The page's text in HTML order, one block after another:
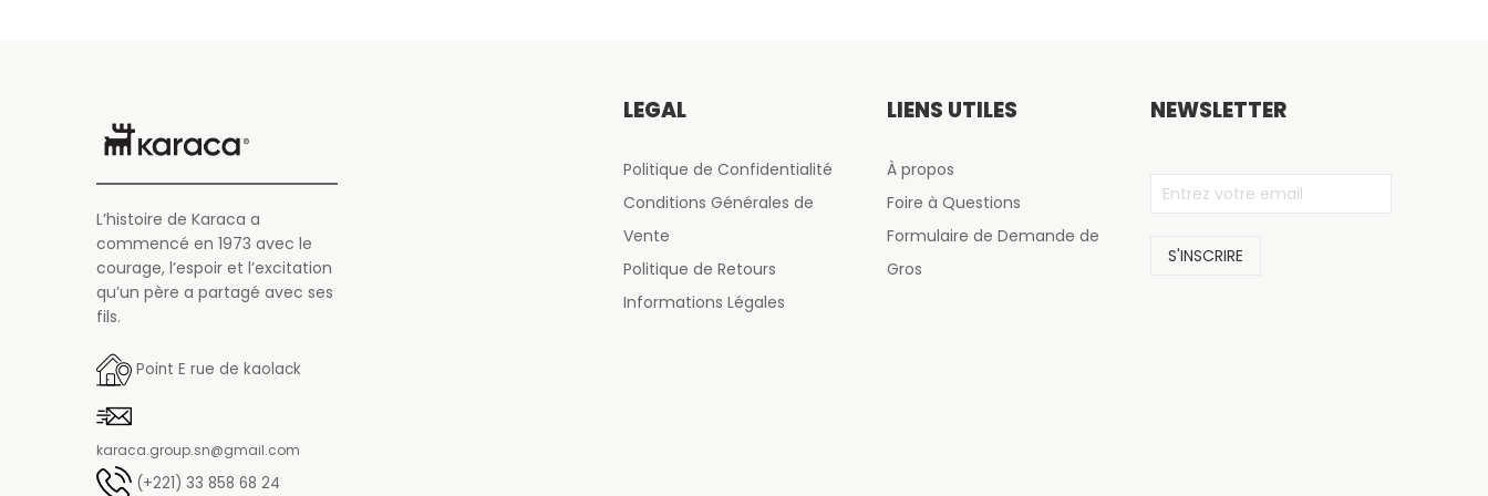
L’histoire de Karaca a
commencé en 1973 avec le
courage, l’espoir et l’excitation
qu’un père a partagé avec ses
fils.
Point E rue de kaolack
karaca.group.sn@gmail.com
(+221) 33 858 68 24
LÉGAL
Politique de Confidentialité
Conditions Générales de
Vente
Politique de Retours
Informations Légales
LIENS UTILES
À propos
Foire à Questions
Formulaire de Demande de
Gros
NEWSLETTER